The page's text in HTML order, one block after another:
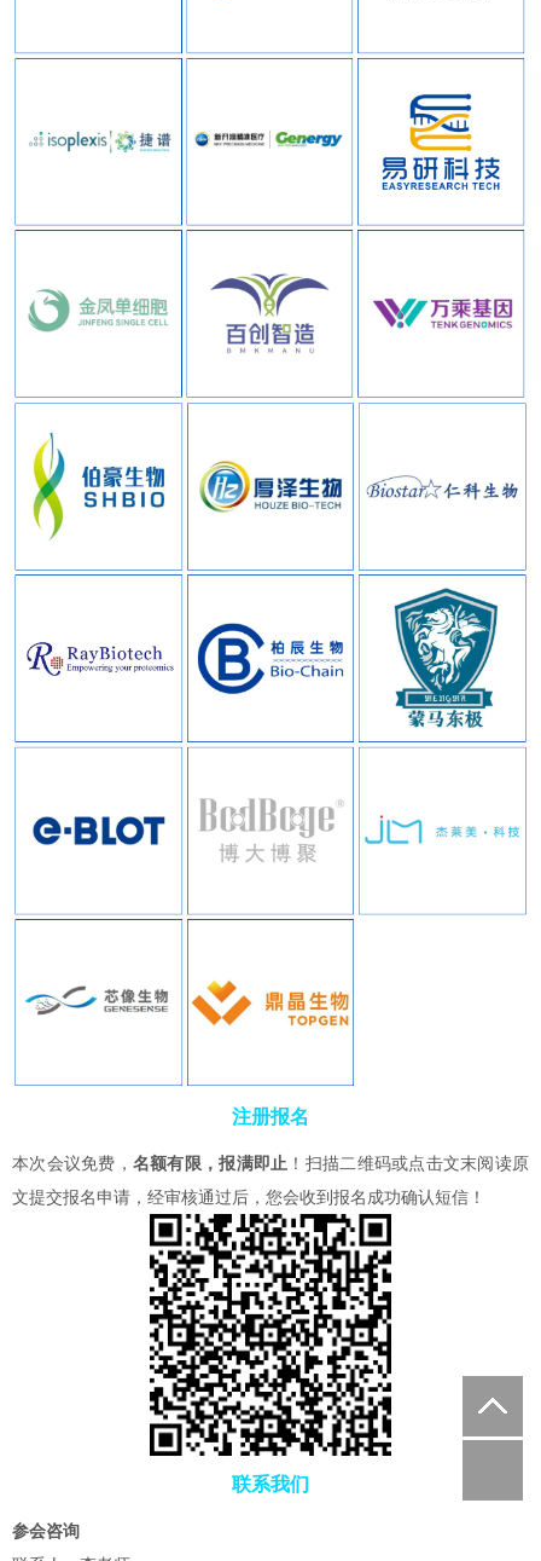
注册报名
本次会议免费， 名额有限，报满即止 ！扫描二维码或点击文末阅读原
文提交报名申请，经审核通过后，您会收到报名成功确认短信！
联系我们
参会咨询